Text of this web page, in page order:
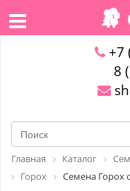
+7
8
Главная Каталог
Горох
Семена Горох